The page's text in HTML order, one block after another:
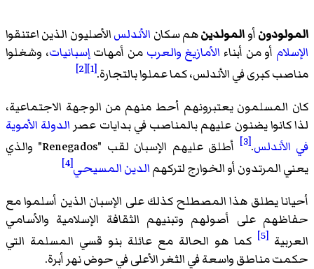
المولودونأوالمولدينهم سكان الأندلسالأصليون الذين اعتنقوا
الإسلام أو من أبناء الأمازيغ والعرب من أمهاتإسبانيات، وشغلوا
مناصب كبرى في الأندلس، كما عملوا بالتجارة.[1]
[2]
كان المسلمون يعتبرونهم أحط منهم من الوجهة الاجتماعية،
لذا كانوا يضنون عليهم بالمناصب في بدايات عصر الدولة الأموية
في الأندلس.
[3]
أطلق عليهم الإسبان لقب "Renegados" والذي
يعني المرتدون أو الخوارج لتركهمالدين المسيحي[4]
أحيانا يطلق هذا المصطلح كذلك على الإسبان الذين أسلموا مع
حفاظهم على أصولهم وتبنيهم الثقافة الإسلامية والأسامي
العربية [5]
كما هو الحالة مع عائلة بنو قسي المسلمة التي
حكمت مناطق واسعة في الثغر الأعلى في حوض نهر أبرة.